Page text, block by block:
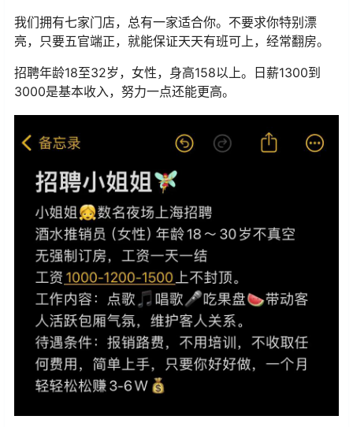
我们拥有七家门店，总有一家适合你。不要求你特别漂
亮，只要五官端正，就能保证天天有班可上，经常翻房。
招聘年龄18至32岁，女性，身高158以上。日薪1300到
3000是基本收入，努力一点还能更高。